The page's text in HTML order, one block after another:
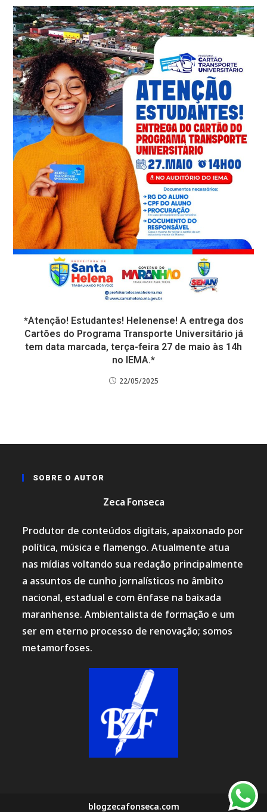
*Atenção! Estudantes! Helenense! A entrega dos
Cartões do Programa Transporte Universitário já
tem data marcada, terça-feira 27 de maio às 14h
no IEMA.*
22/05/2025
SOBRE O AUTOR
Zeca Fonseca
Produtor de conteúdos digitais, apaixonado por
política, música e flamengo. Atualmente atua
nas mídias voltando sua redação principalmente
a assuntos de cunho jornalísticos no âmbito
nacional, estadual e com ênfase na baixada
maranhense. Ambientalista de formação e um
ser em eterno processo de renovação; somos
metamorfoses.
blogzecafonseca.com